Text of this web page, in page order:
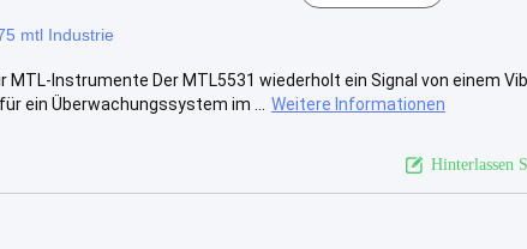
mtl Industrie
Instrumente Der MTL5531 wiederholt ein Signal von einem
ein Überwachungssystem im ...
Weitere Informationen
Hinterlassen